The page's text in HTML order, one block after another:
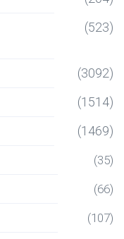
(523)
(3092)
(1514)
(1469)
(35)
(66)
(107)